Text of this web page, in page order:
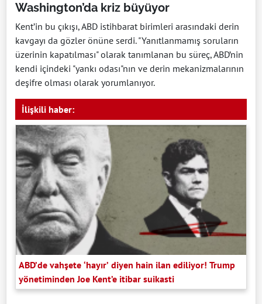
Washington’da kriz büyüyor
Kent’in bu çıkışı, ABD istihbarat birimleri arasındaki derin
kavgayı da gözler önüne serdi. "Yanıtlanmamış soruların
üzerinin kapatılması" olarak tanımlanan bu süreç, ABD’nin
kendi içindeki "yankı odası"nın ve derin mekanizmalarının
deşifre olması olarak yorumlanıyor.
İlişkili haber:
ABD’de vahşete ‘hayır’ diyen hain ilan ediliyor! Trump
yönetiminden Joe Kent’e itibar suikasti